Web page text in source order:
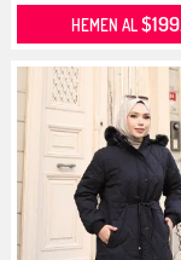
HEMEN AL